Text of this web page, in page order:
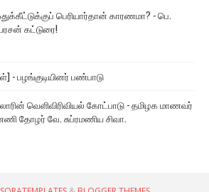
பெரியார்தான் காரணமா? - பெ.
கட்டுரை!
- பழங்குடியினர் பண்பாடு
வெளிவிரிவியல் கோட்பாடு - தமிழக மாணவர்
தோழர் வே. சுப்ரமணிய சிவா.